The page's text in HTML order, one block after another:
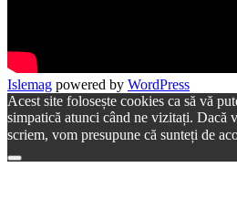
Islemag powered by WordPress
Acest site folosește cookies ca să vă
simpatică atunci când ne vizitați. Dacă
scriem, vom presupune că sunteți de